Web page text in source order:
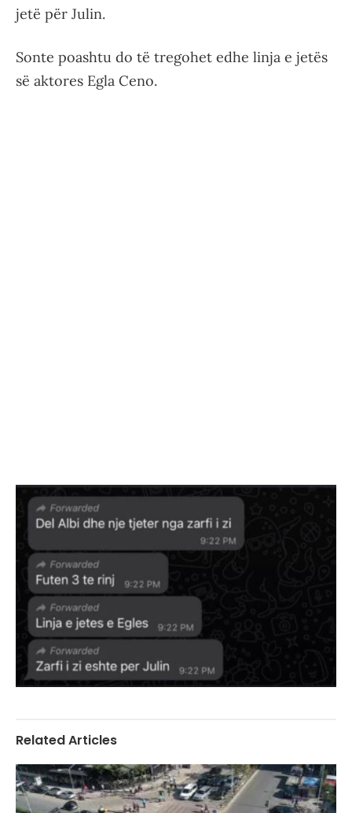
jetë për Julin.
Sonte poashtu do të tregohet edhe linja e jetës
së aktores Egla Ceno.
Related Articles